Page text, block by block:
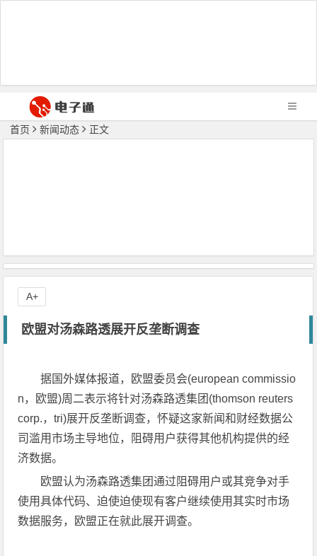
首页 新闻动态 正文
欧盟对汤森路透展开反垄断调查
据国外媒体报道，欧盟委员会(european commissio
n，欧盟)周二表示将针对汤森路透集团(thomson reuters
corp.，tri)展开反垄断调查，怀疑这家新闻和财经数据公
司滥用市场主导地位，阻碍用户获得其他机构提供的经
济数据。
欧盟认为汤森路透集团通过阻碍用户或其竞争对手
使用具体代码、迫使迫使现有客户继续使用其实时市场
数据服务，欧盟正在就此展开调查。
A+